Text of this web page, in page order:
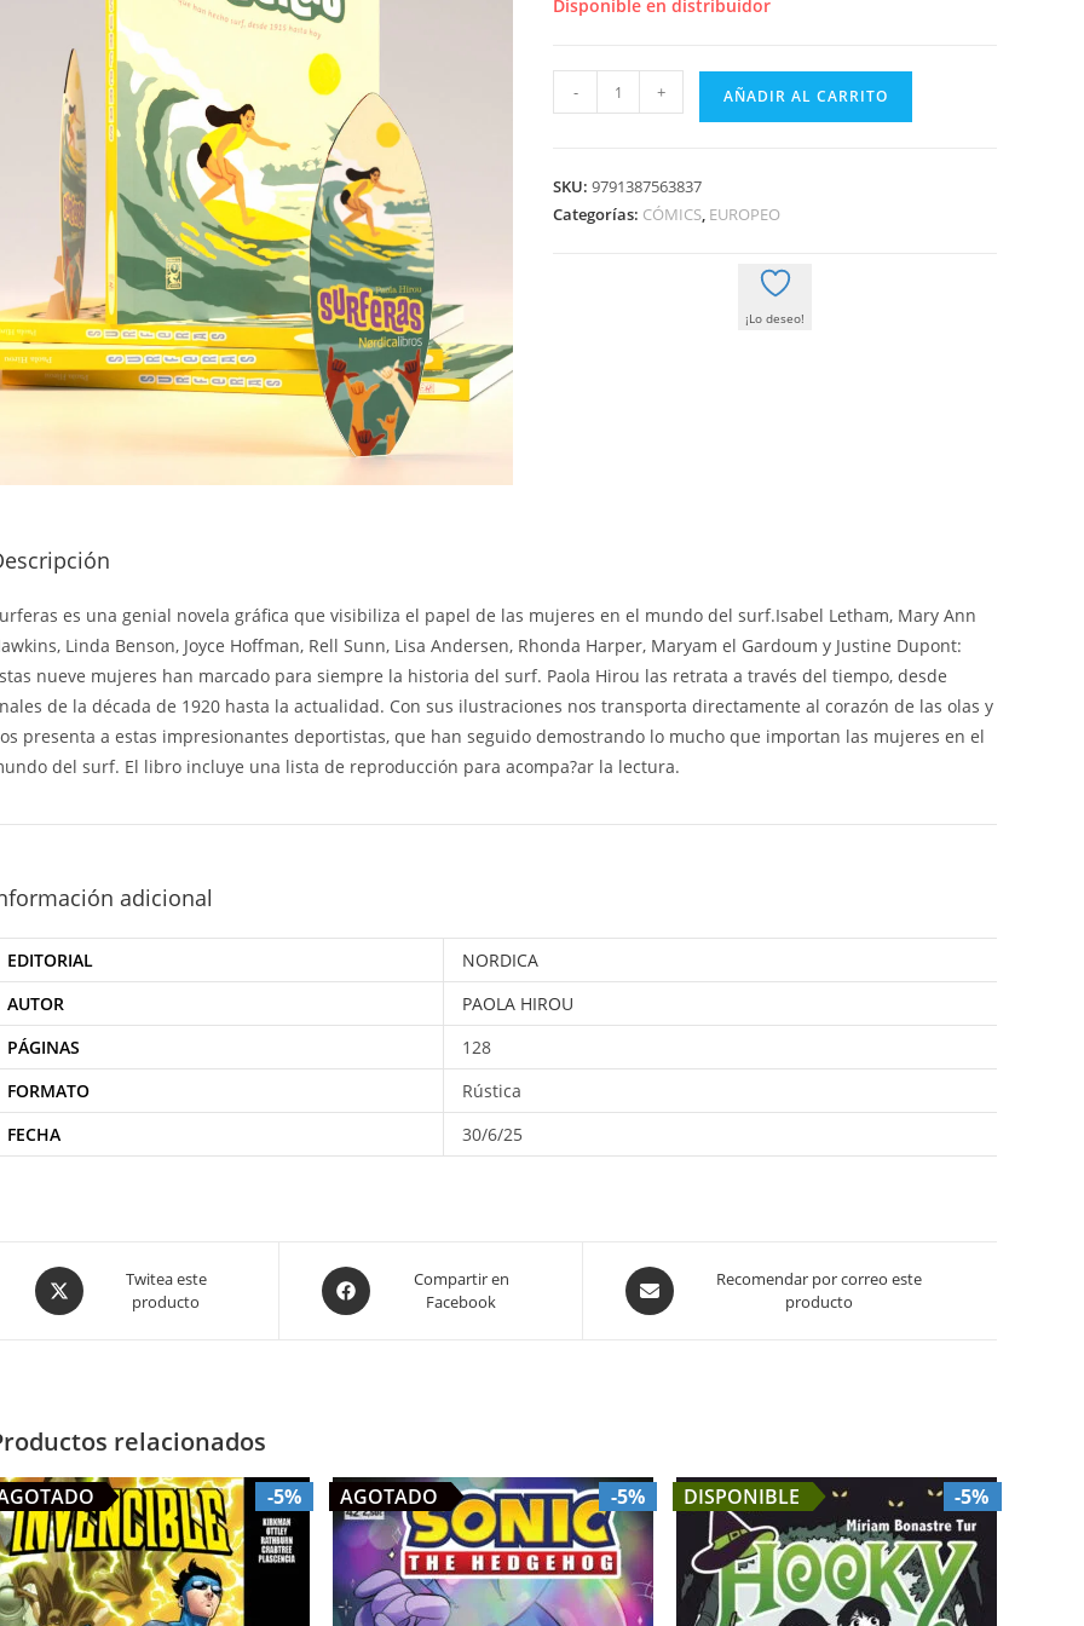
Disponible en distribuidor
SURFERAS
- + AÑADIR AL CARRITO
SKU:9791387563837
Categorías: CÓMICS, EUROPEO
¡Lo deseo!
es una genial novela gráfica que visibiliza el papel de las mujeres en el mundo del surf.Isabel Letham, Mary Ann
Linda Benson, Joyce Hoffman, Rell Sunn, Lisa Andersen, Rhonda Harper, Maryam el Gardoum y Justine Dupont:
nueve mujeres han marcado para siempre la historia del surf. Paola Hirou las retrata a través del tiempo, desde
de la década de 1920 hasta la actualidad. Con sus ilustraciones nos transporta directamente al corazón de las olas y
presenta a estas impresionantes deportistas, que han seguido demostrando lo mucho que importan las mujeres en el
del surf. El libro incluye una lista de reproducción para acompa?ar la lectura.
adicional
EDITORIAL
NORDICA
AUTOR
PAOLA HIROU
PÁGINAS
128
FORMATO
Rústica
FECHA
30/6/25
Opens
in
Twitea este
producto
Opens
in
Compartir en
Facebook
Opens
in
Recomendar por correo este
producto
relacionados
-5% -5%
AGOTADO DISPONIBLE -5%